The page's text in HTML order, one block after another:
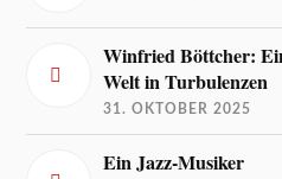
Winfried Böttcher:
Welt in Turbulenzen
31. OKTOBER 2025
Ein Jazz-Musiker